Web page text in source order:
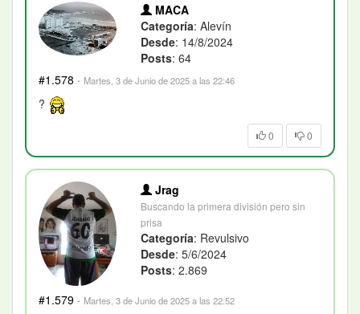
MACA
Categoría: Alevín
Desde: 14/8/2024
Posts: 64
#1.578 · Martes, 3 de Junio de 2025 a las 22:46
?
0 0
Jrag
Buscando la primera división pero sin
prisa
Categoría: Revulsivo
Desde: 5/6/2024
Posts: 2.869
#1.579 · Martes, 3 de Junio de 2025 a las 22:52